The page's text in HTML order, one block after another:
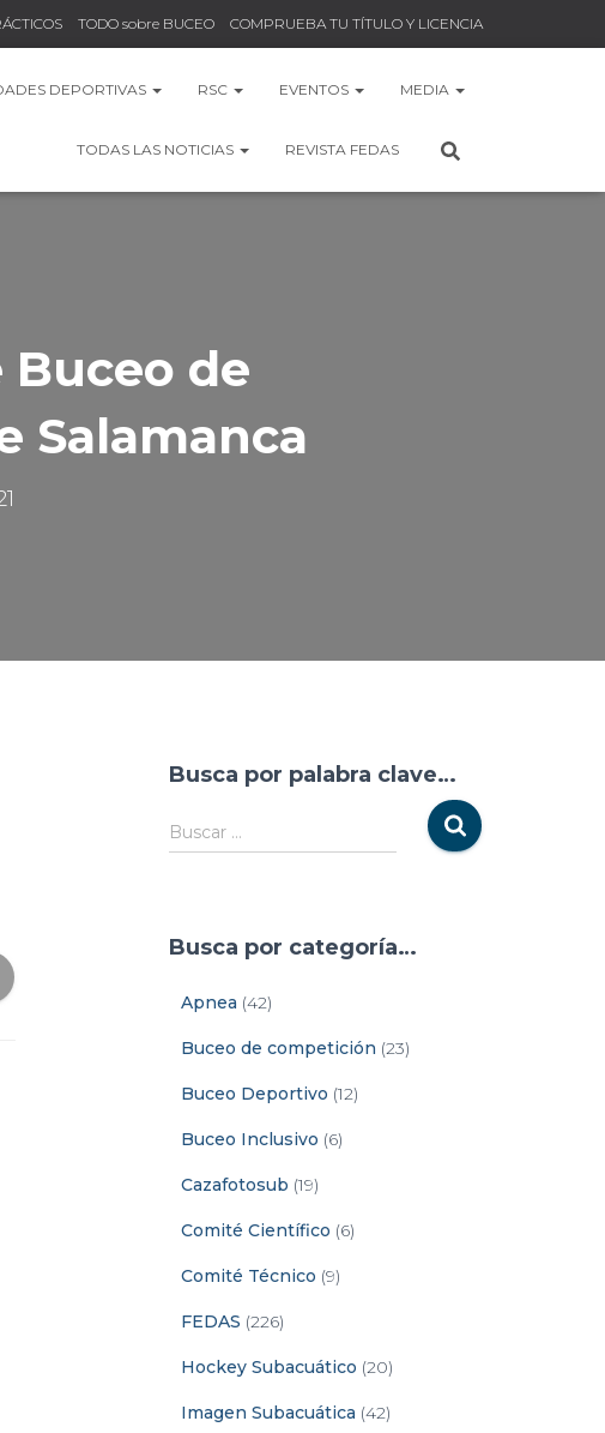
TODO sobre BUCEO COMPRUEBA TU TÍTULO Y LICENCIA
DEPORTIVAS RSC EVENTOS MEDIA
TODAS LAS NOTICIAS REVISTA FEDAS
Buceo de
Salamanca
Busca por palabra clave…
Buscar …
Busca por categoría…
Apnea (42)
Buceo de competición (23)
Buceo Deportivo (12)
Buceo Inclusivo (6)
Cazafotosub (19)
Comité Científico (6)
Comité Técnico (9)
FEDAS (226)
Hockey Subacuático (20)
Imagen Subacuática (42)